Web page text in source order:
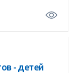
- детей